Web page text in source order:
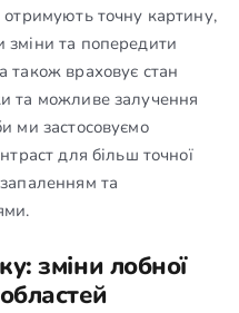
отримують точну картину,
та попередити
також враховує стан
та можливе залучення
ми застосовуємо
для більш точної
та
зміни лобної